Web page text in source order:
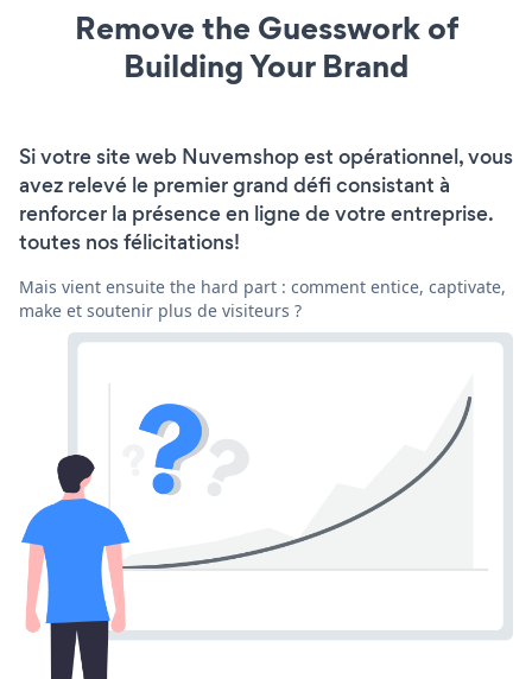
Remove the Guesswork of
Building Your Brand
Si votre site web Nuvemshop est opérationnel, vous
avez relevé le premier grand défi consistant à
renforcer la présence en ligne de votre entreprise.
toutes nos félicitations!
Mais vient ensuite the hard part : comment entice, captivate,
make et soutenir plus de visiteurs ?